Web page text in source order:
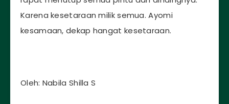
Karena kesetaraan milik semua. Ayomi
kesamaan, dekap hangat kesetaraan.
Oleh: Nabila Shilla S